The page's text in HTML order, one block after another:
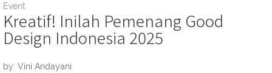
Event
Kreatif! Inilah Pemenang Good
Design Indonesia 2025
by: Vini Andayani